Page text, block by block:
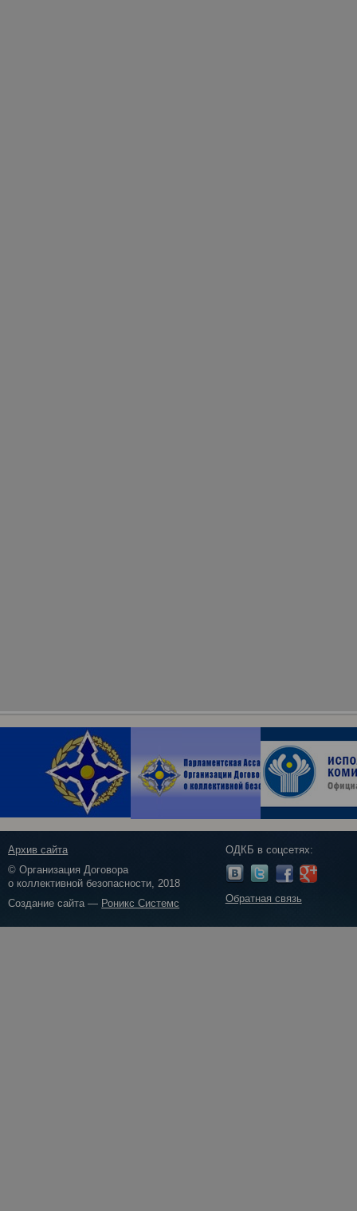
Архив сайта
© Организация Договора
о коллективной безопасности, 2018
Создание сайта — Роникс Системс
ОДКБ в соцсетях:
Обратная связь